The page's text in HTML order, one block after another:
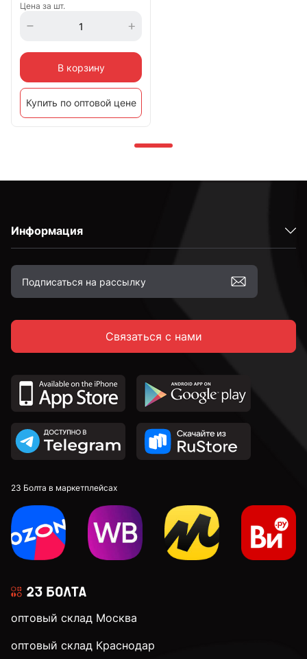
Цена за шт.
В корзину
Купить по оптовой цене
Информация
Связаться с нами
23 Болта в маркетплейсах
оптовый склад Москва
оптовый склад Краснодар